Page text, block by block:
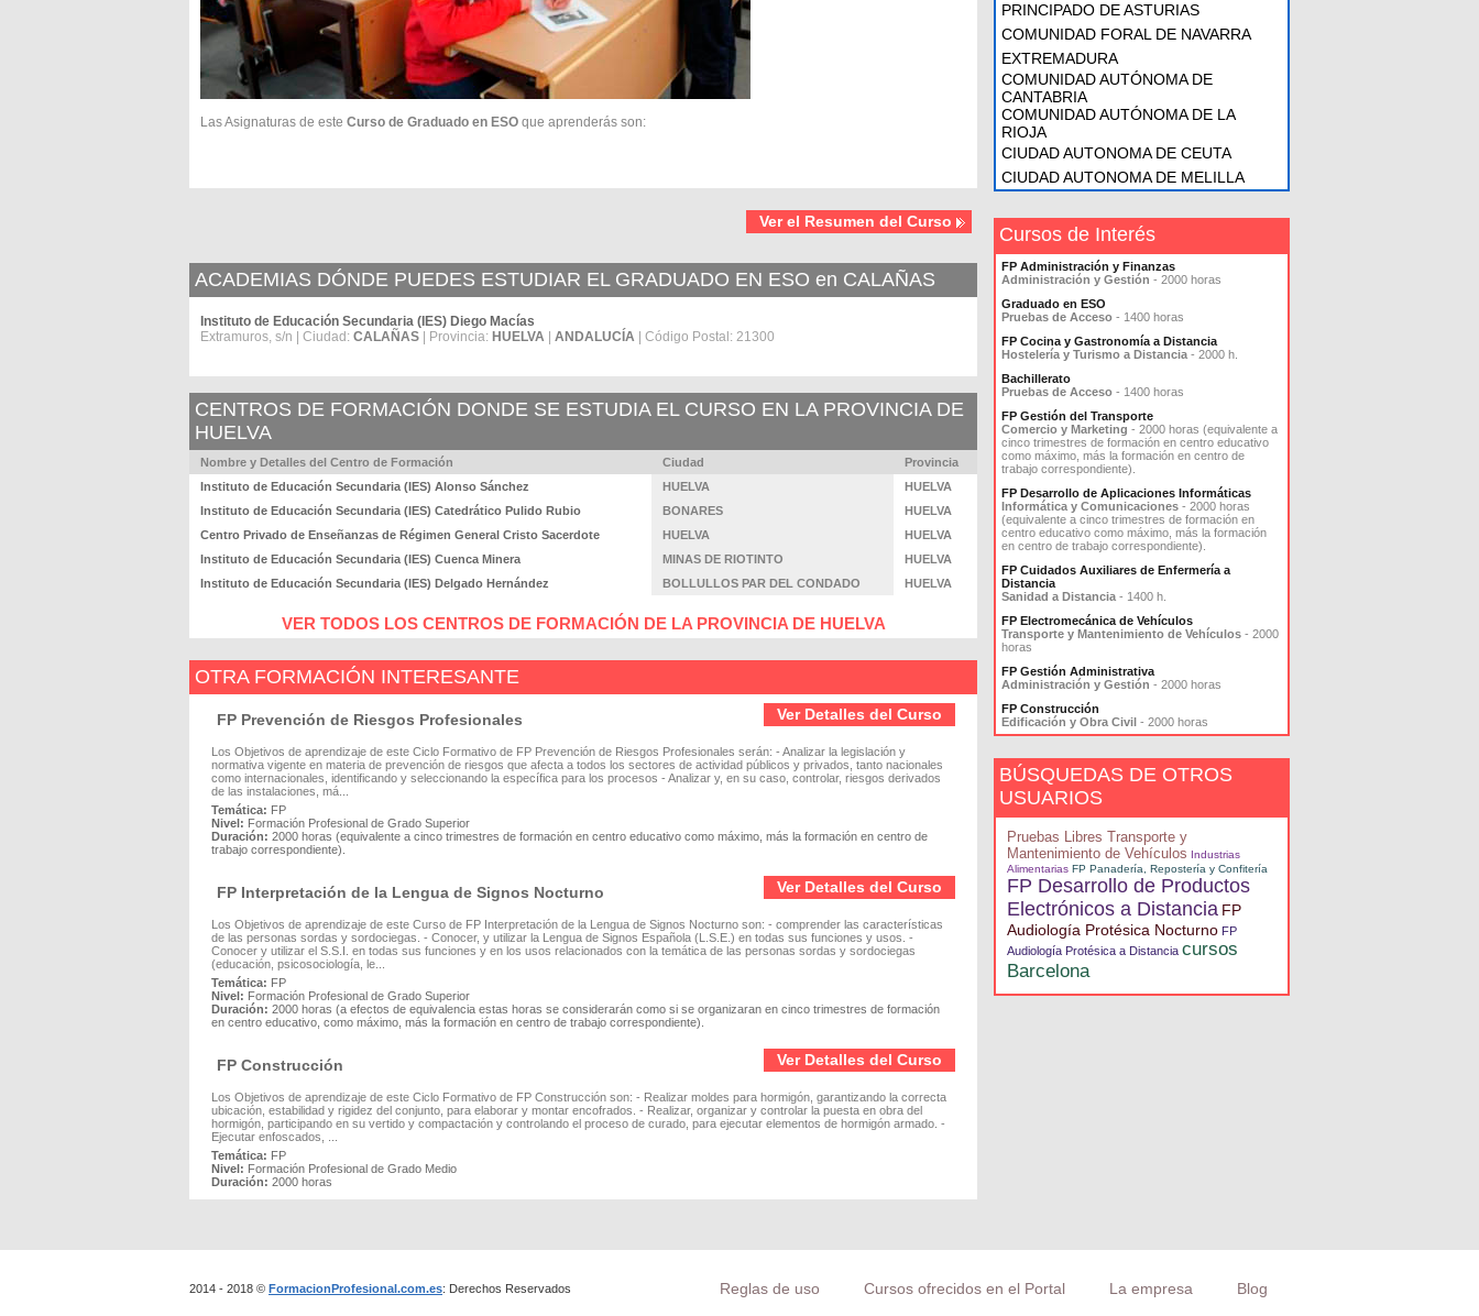
Las Asignaturas de este Curso de Graduado en ESO que aprenderás son:
Ver el Resumen del Curso
ACADEMIAS DÓNDE PUEDES ESTUDIAR EL GRADUADO EN ESO en CALAÑAS
Instituto de Educación Secundaria (IES) Diego Macías
Extramuros, s/n | Ciudad: CALAÑAS | Provincia: HUELVA ANDALUCÍA | Código Postal: 21300
CENTROS DE FORMACIÓN DONDE SE ESTUDIA EL CURSO EN LA PROVINCIA DE
HUELVA
Nombre y Detalles del Centro de Formación Ciudad
Provincia
Instituto de Educación Secundaria (IES) Alonso Sánchez
HUELVA
HUELVA
Instituto de Educación Secundaria (IES) Catedrático Pulido Rubio
BONARES
HUELVA
Centro Privado de Enseñanzas de Régimen General Cristo Sacerdote
HUELVA
HUELVA
Instituto de Educación Secundaria (IES) Cuenca Minera
MINAS DE RIOTINTO
HUELVA
Instituto de Educación Secundaria (IES) Delgado Hernández
BOLLULLOS PAR DEL CONDADO HUELVA
VER TODOS LOS CENTROS DE FORMACIÓN DE LA PROVINCIA DE HUELVA
OTRA FORMACIÓN INTERESANTE
Ver Detalles del Curso
FP Prevención de Riesgos Profesionales
Los Objetivos de aprendizaje de este Ciclo Formativo de FP Prevención de Riesgos Profesionales serán: - Analizar la legislación y
normativa vigente en materia de prevención de riesgos que afecta a todos los sectores de actividad públicos y privados, tanto nacionales
como internacionales, identificando y seleccionando la específica para los procesos - Analizar y, en su caso, controlar, riesgos derivados
de las instalaciones, má...
Temática: FP
Nivel: Formación Profesional de Grado Superior
Duración: 2000 horas (equivalente a cinco trimestres de formación en centro educativo como máximo, más la formación en centro de
trabajo correspondiente).
Ver Detalles del Curso
FP Interpretación de la Lengua de Signos Nocturno
Los Objetivos de aprendizaje de este Curso de FP Interpretación de la Lengua de Signos Nocturno son: - comprender las características
de las personas sordas y sordociegas. - Conocer, y utilizar la Lengua de Signos Española (L.S.E.) en todas sus funciones y usos. -
Conocer y utilizar el S.S.I. en todas sus funciones y en los usos relacionados con la temática de las personas sordas y sordociegas
(educación, psicosociología, le...
Temática: FP
Nivel: Formación Profesional de Grado Superior
Duración: 2000 horas (a efectos de equivalencia estas horas se considerarán como si se organizaran en cinco trimestres de formación
en centro educativo, como máximo, más la formación en centro de trabajo correspondiente).
Ver Detalles del Curso
FP Construcción
Los Objetivos de aprendizaje de este Ciclo Formativo de FP Construcción son: - Realizar moldes para hormigón, garantizando la correcta
ubicación, estabilidad y rigidez del conjunto, para elaborar y montar encofrados. - Realizar, organizar y controlar la puesta en obra del
hormigón, participando en su vertido y compactación y controlando el proceso de curado, para ejecutar elementos de hormigón armado. -
Ejecutar enfoscados, ...
Temática: FP
Nivel: Formación Profesional de Grado Medio
Duración: 2000 horas
PRINCIPADO DE ASTURIAS
COMUNIDAD FORAL DE NAVARRA
EXTREMADURA
COMUNIDAD AUTÓNOMA DE
CANTABRIA
COMUNIDAD AUTÓNOMA DE LA
RIOJA
CIUDAD AUTONOMA DE CEUTA
CIUDAD AUTONOMA DE MELILLA
Cursos de Interés
FP Administración y Finanzas
Administración y Gestión - 2000 horas
Graduado en ESO
Pruebas de Acceso - 1400 horas
FP Cocina y Gastronomía a Distancia
Hostelería y Turismo a Distancia - 2000 h.
Bachillerato
Pruebas de Acceso - 1400 horas
FP Gestión del Transporte
Comercio y Marketing - 2000 horas (equivalente a
cinco trimestres de formación en centro educativo
como máximo, más la formación en centro de
trabajo correspondiente).
FP Desarrollo de Aplicaciones Informáticas
Informática y Comunicaciones - 2000 horas
(equivalente a cinco trimestres de formación en
centro educativo como máximo, más la formación
en centro de trabajo correspondiente).
FP Cuidados Auxiliares de Enfermería a
Distancia
Sanidad a Distancia - 1400 h.
FP Electromecánica de Vehículos
Transporte y Mantenimiento de Vehículos - 2000
horas
FP Gestión Administrativa
Administración y Gestión - 2000 horas
FP Construcción
Edificación y Obra Civil - 2000 horas
BÚSQUEDAS DE OTROS
USUARIOS
Pruebas Libres Transporte y
Mantenimiento de Vehículos Industrias
Alimentarias FP Panadería, Repostería y Confitería
FP Desarrollo de Productos
Electrónicos a Distancia FP
Audiología Protésica Nocturno FP
Audiología Protésica a Distancia cursos
Barcelona
Reglas de uso Cursos ofrecidos en el Portal La empresa Blog
2014 - 2018 © FormacionProfesional.com.es: Derechos Reservados